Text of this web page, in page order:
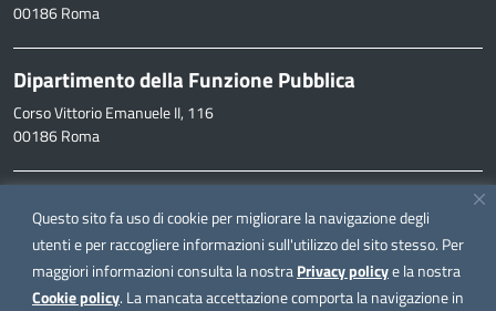
Questo sito fa uso di cookie per migliorare la navigazione degli
utenti e per raccogliere informazioni sull'utilizzo del sito stesso. Per
maggiori informazioni consulta la nostraPrivacy policye la nostra
Cookie policy. La mancata accettazione comporta la navigazione in
00186 Roma
Dipartimento della Funzione Pubblica
Corso Vittorio Emanuele II, 116
00186 Roma
inpa@funzionepubblica.it
FAQ